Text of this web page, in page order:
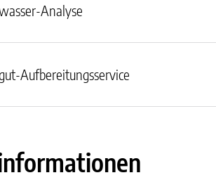
Analyse
Aufbereitungsservice